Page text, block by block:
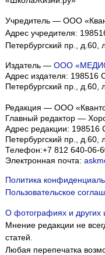
Учредитель — ООО
Адрес учредителя:
Петербургский пр.,
Издатель — ООО
Адрес издателя: 198516
Петербургский пр.,
Редакция — ООО
Главный редактор —
Адрес редакции: 198516
Петербургский пр.,
Телефон:+7 812 640-06-
Электронная почта:
Политика
Пользовательское
О фотографиях и других
Мнение редакции не
статей.
Любая перепечатка